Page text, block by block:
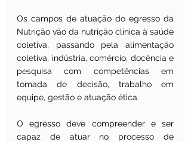
Os campos de atuação do egresso da
Nutrição vão da nutrição clínica à saúde
coletiva, passando pela alimentação
coletiva, indústria, comércio, docência e
pesquisa com competências em
tomada de decisão, trabalho em
equipe, gestão e atuação ética.
O egresso deve compreender e ser
capaz de atuar no processo de